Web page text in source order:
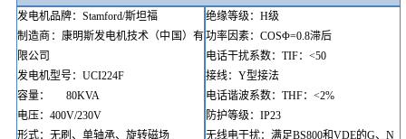
发电机品牌：Stamford/斯坦福
制造商：康明斯发电机技术（中国）有
限公司
发电机型号：UCI224F
容量：
80KVA
电压：400V/230V
形式：无刷、单轴承、旋转磁场
绝缘等级：H级
功率因素：COSΦ=0.8滞后
电话干扰系数：TIF：<50
接线：Y型接法
电话谐波系数：THF：<2%
防护等级 ：IP23
无线电干扰：满足BS800和VDE的G、N